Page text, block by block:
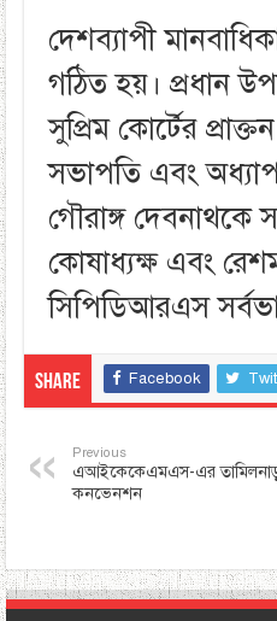
দেশব্যাপী
গঠিত হয়। প্রধান
সুপ্রিম কোর্টের
সভাপতি এবং
গৌরাঙ্গ দেবনাথকে
কোষাধ্যক্ষ এবং
সিপিডিআরএস
Share Facebook
Previous
এআইকেকেএমএস-এর
কনভেনশন